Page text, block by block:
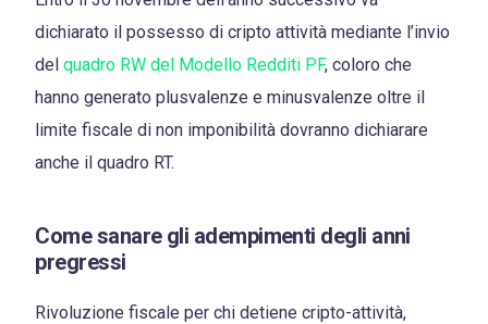
dichiarato il possesso di cripto attività mediante l’invio
delquadro RW del Modello Redditi PF, coloro che
hanno generato plusvalenze e minusvalenze oltre il
limite fiscale di non imponibilità dovranno dichiarare
anche il quadro RT.
Come sanare gli adempimenti degli anni
pregressi
Rivoluzione fiscale per chi detiene cripto-attività,